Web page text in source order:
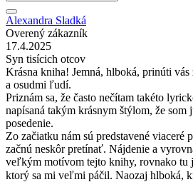
Alexandra Sladká
Overený zákazník
17.4.2025
Syn tisícich otcov
Krásna kniha! Jemná, hlboká, prinúti
a osudmi ľudí.
Priznám sa, že často nečítam takéto
napísaná takým krásnym štýlom, že som
posedenie.
Zo začiatku nám sú predstavené viaceré
začnú neskôr pretínať. Nájdenie a
veľkým motívom tejto knihy, rovnako tu
ktorý sa mi veľmi páčil. Naozaj hlboká,